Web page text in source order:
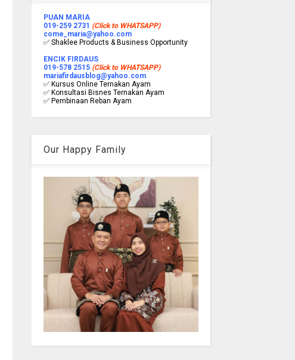
PUAN MARIA
019-259 2731 (Click to WHATSAPP)
come_maria@yahoo.com
✅ Shaklee Products & Business Opportunity
ENCIK FIRDAUS
019-578 2515 (Click to WHATSAPP)
mariafirdausblog@yahoo.com
✅ Kursus Online Ternakan Ayam
✅ Konsultasi Bisnes Ternakan Ayam
✅ Pembinaan Reban Ayam
Our Happy Family